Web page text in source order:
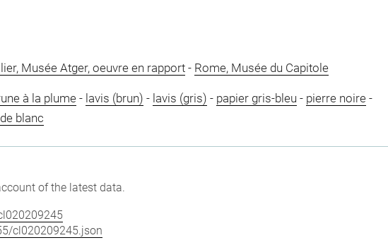
Musée Atger, oeuvre en rapport- Rome, Musée du Capitole
à la plume- lavis (brun) - lavis (gris) - papier gris-bleu - pierre noire-
blanc
of the latest data.
cl020209245.json